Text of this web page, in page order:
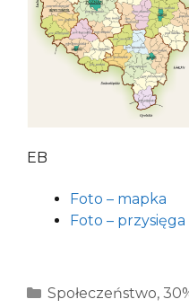
EB
Foto – mapka
Foto –
Kategorie
Społeczeństwo,